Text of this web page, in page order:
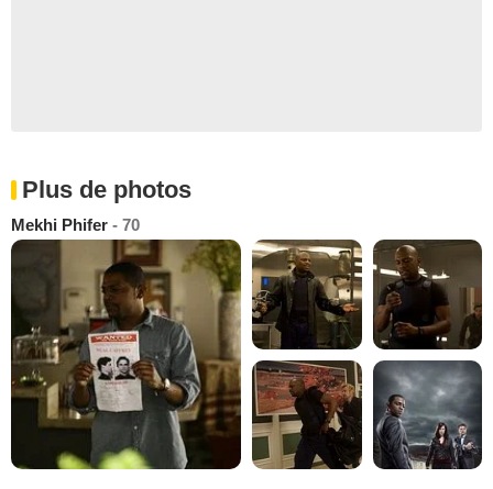
Plus de photos
Mekhi Phifer - 70